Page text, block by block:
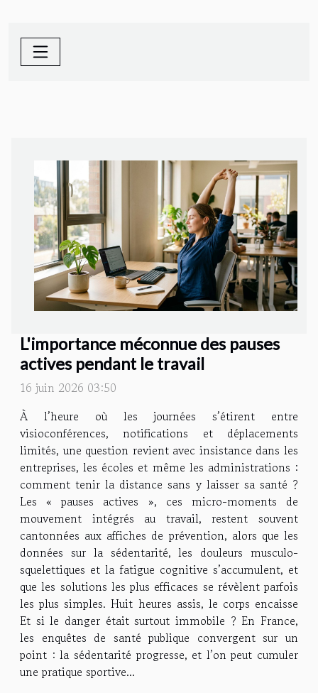
L'importance méconnue des pauses
actives pendant le travail
16 juin 2026 03:50
À l’heure où les journées s’étirent entre
visioconférences, notifications et déplacements
limités, une question revient avec insistance dans les
entreprises, les écoles et même les administrations :
comment tenir la distance sans y laisser sa santé ?
Les « pauses actives », ces micro-moments de
mouvement intégrés au travail, restent souvent
cantonnées aux affiches de prévention, alors que les
données sur la sédentarité, les douleurs musculo-
squelettiques et la fatigue cognitive s’accumulent, et
que les solutions les plus efficaces se révèlent parfois
les plus simples. Huit heures assis, le corps encaisse
Et si le danger était surtout immobile ? En France,
les enquêtes de santé publique convergent sur un
point : la sédentarité progresse, et l’on peut cumuler
une pratique sportive...